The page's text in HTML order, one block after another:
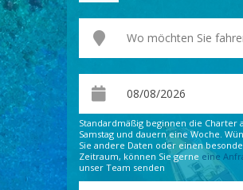
Standardmäßig beginnen die Charter
Samstag und dauern eine Woche.
Sie andere Daten oder einen
Zeitraum, können Sie gerne eine
unser Team senden